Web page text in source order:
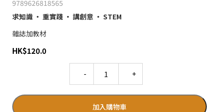
9789626818565
求知識 ‧ 重實踐 ‧ 講創意 ‧ STEM
雜誌加教材
HK$120.0
加入購物車